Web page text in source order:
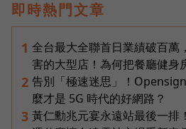
即時熱門文章
1 全台最大全聯首日業績破百萬
害的大型店！為何把餐廳健身
2 告別「極速迷思」！
麼才是 5G 時代的好網路？
3 黃仁勳兆元宴永遠站最後一排